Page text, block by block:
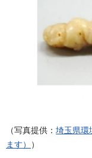
（写真提供： 埼玉県環
ます）
）